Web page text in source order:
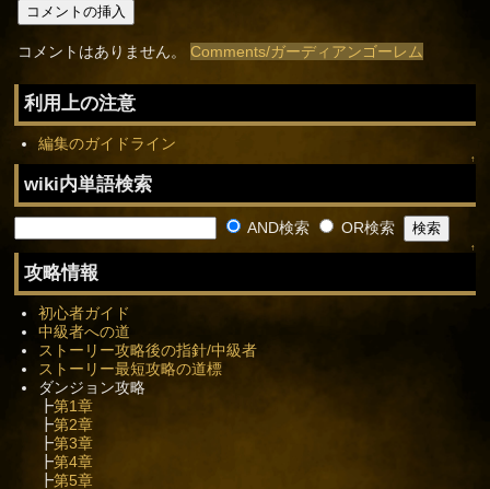
コメントはありません。Comments/ガーディアンゴーレム
利用上の注意
編集のガイドライン
↑
wiki内単語検索
AND検索 OR検索
↑
攻略情報
初心者ガイド
中級者への道
ストーリー攻略後の指針/中級者
ストーリー最短攻略の道標
ダンジョン攻略
┣第1章
┣第2章
┣第3章
┣第4章
┣第5章